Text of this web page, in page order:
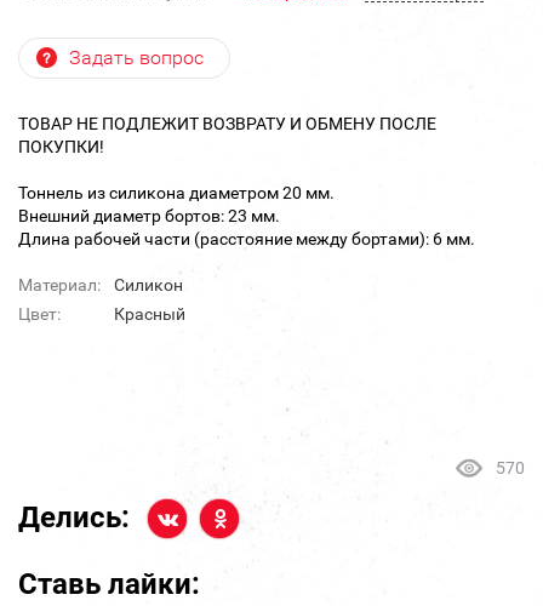
Задать вопрос
ТОВАР НЕ ПОДЛЕЖИТ ВОЗВРАТУ И ОБМЕНУ ПОСЛЕ
ПОКУПКИ!
Тоннель из силикона диаметром 20 мм.
Внешний диаметр бортов: 23 мм.
Длина рабочей части (расстояние между бортами): 6 мм.
Материал:
Силикон
Цвет:
Красный
570
Делись:
Ставь лайки: